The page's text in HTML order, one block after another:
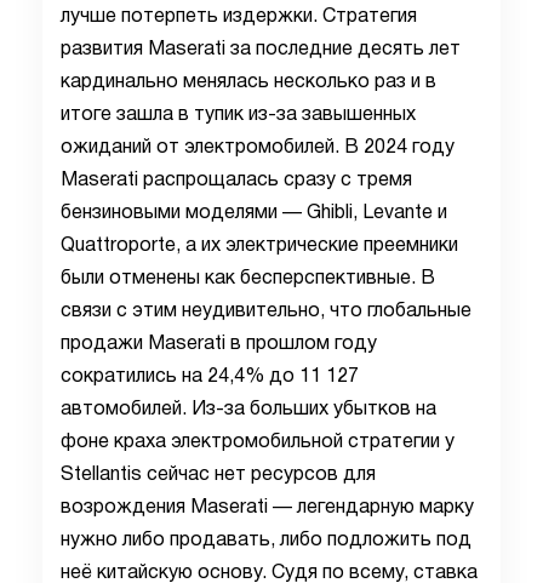
лучше потерпеть издержки. Стратегия
развития Maserati за последние десять лет
кардинально менялась несколько раз и в
итоге зашла в тупик из-за завышенных
ожиданий от электромобилей. В 2024 году
Maserati распрощалась сразу с тремя
бензиновыми моделями — Ghibli, Levante и
Quattroporte, а их электрические преемники
были отменены как бесперспективные. В
связи с этим неудивительно, что глобальные
продажи Maserati в прошлом году
сократились на 24,4% до 11 127
автомобилей. Из-за больших убытков на
фоне краха электромобильной стратегии у
Stellantis сейчас нет ресурсов для
возрождения Maserati — легендарную марку
нужно либо продавать, либо подложить под
неё китайскую основу. Судя по всему, ставка